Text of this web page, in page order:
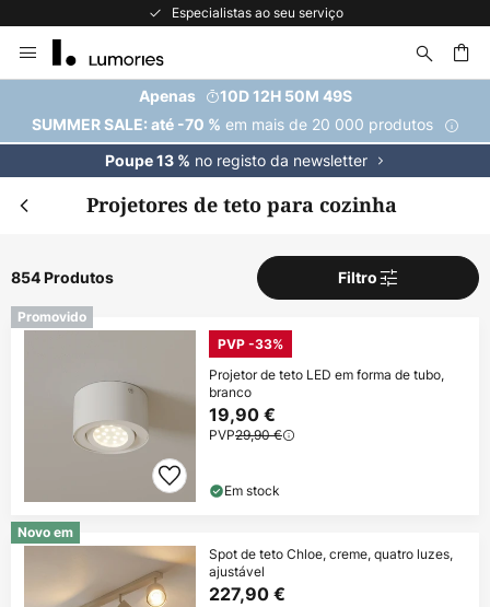
A maior seleção de marcas da Europa
para
Conteúdo
Apenas
10D 12H 50M 47S
SUMMER SALE: até -70 % em mais de 20 000 produtos
Poupe 13 % no registo da newsletter
Projetores de teto para cozinha
854 Produtos Filtro
Promovido
PVP -33%
Projetor de teto LED em forma de tubo,
branco
19,90 €
PVP29,90 €
Em stock
Novo em
Spot de teto Chloe, creme, quatro luzes,
ajustável
227,90 €